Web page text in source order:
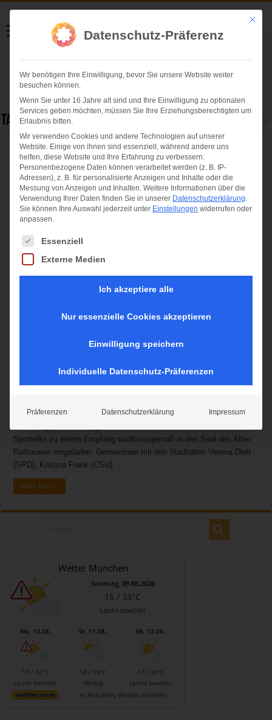
Helmut Swoboda
Fotografie
Herzlich willkommen
Tag Archives:
341 Sportlerinnen und Sportler für
hervorragende Leistungen geehrt
Sie haben an Welt- und Europameisterschaften teilgenommen,
Treppchen oder waren bei nationalen Titelkämpfen ganz vorne: 341
Leistungen in ihren Sportarten vollbracht. Weil im vergangenen Jahr
besonders viele Mannschaften erfolgreich waren, wurden in diesem
Donnerstag, 22. März 2018 hat Bürgermeisterin Christine Strobl in
Sportelite zu einem Empfang traditionsgemäß in den Saal des Alten
Rathauses eingeladen. Gemeinsam mit den Stadträten Verena Dietl
(SPD), Kristina Frank (CSU), …
Mehr lesen »
Wetter München
Sonntag, 09.08.2026
15 / 33°C
Leicht bewölkt
Mo, 10.08.
19 / 32°C
Leicht bewölkt
Di, 11.08.
18 / 30°C
Wolkig
Mi, 12.08.
17 / 30°C
Leicht bewölkt
Aktuelles Wetter ansehen
Mit
Datenschutz-Präferenz
Wir benötigen Ihre Einwilligung, bevor Sie unsere Website weiter
besuchen können.
Wenn Sie unter 16 Jahre alt sind und Ihre Einwilligung zu optionalen
Services geben möchten, müssen Sie Ihre Erziehungsberechtigten um
Erlaubnis bitten.
Wir verwenden Cookies und andere Technologien auf unserer
Website. Einige von ihnen sind essenziell, während andere uns
helfen, diese Website und Ihre Erfahrung zu verbessern.
Personenbezogene Daten können verarbeitet werden (z. B. IP-
Adressen), z. B. für personalisierte Anzeigen und Inhalte oder die
Messung von Anzeigen und Inhalten. Weitere Informationen über die
Verwendung Ihrer Daten finden Sie in unserer Datenschutzerklärung.
Sie können Ihre Auswahl jederzeit unter Einstellungen widerrufen oder
anpassen.
Es folgt eine Liste der Service-Gruppen, für die eine Einwilligung
Essenziell
Externe Medien
Ich akzeptiere alle
Nur essenzielle Cookies akzeptieren
Einwilligung speichern
Individuelle Datenschutz-Präferenzen
Präferenzen Datenschutzerklärung Impressum